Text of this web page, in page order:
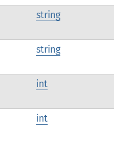
string
string
int
int